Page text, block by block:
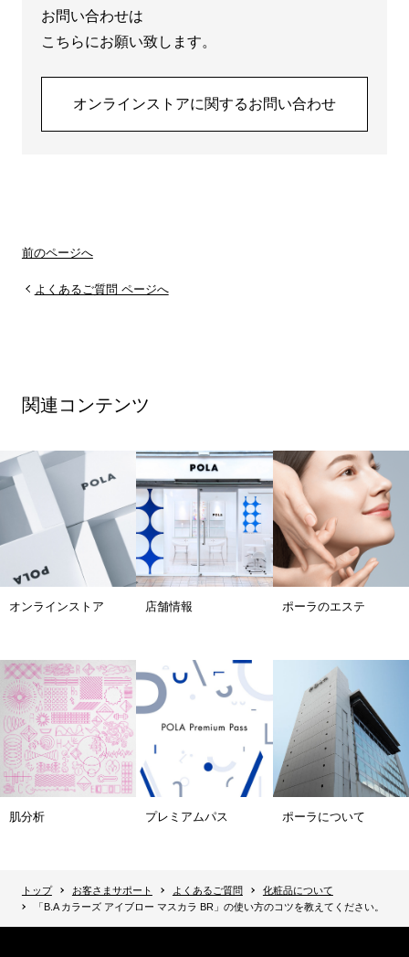
お問い合わせは
こちらにお願い致します。
オンラインストアに関するお問い合わせ
前のページへ
よくあるご質問 ページへ
関連コンテンツ
オンラインストア 店舗情報 ポーラのエステ
肌分析 プレミアムパス ポーラについて
トップ お客さまサポート よくあるご質問
化粧品について
「B.A カラーズ アイブロー マスカラ BR」の使い方のコツを教えてください。